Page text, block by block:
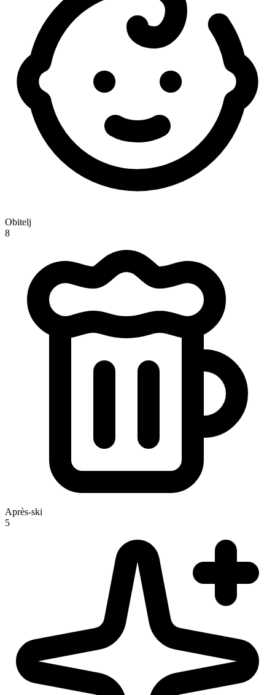
Obitelj
8
Après-ski
5